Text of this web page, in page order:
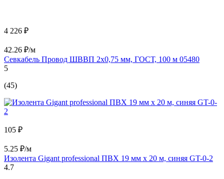
4 226 ₽
42.26 ₽/м
Севкабель Провод ШВВП 2х0,75 мм, ГОСТ, 100 м 05480
5
(45)
105 ₽
5.25 ₽/м
Изолента Gigant professional ПВХ 19 мм х 20 м, синяя GT-0-2
4.7